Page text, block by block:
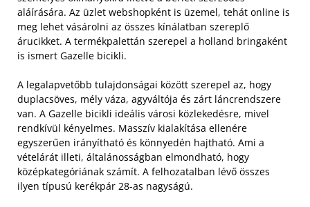
aláírására. Az üzlet webshopként is üzemel, tehát online is
meg lehet vásárolni az összes kínálatban szereplő
árucikket. A termékpalettán szerepel a holland bringaként
is ismert Gazelle bicikli.
A legalapvetőbb tulajdonságai között szerepel az, hogy
duplacsöves, mély váza, agyváltója és zárt láncrendszere
van. A Gazelle bicikli ideális városi közlekedésre, mivel
rendkívül kényelmes. Masszív kialakítása ellenére
egyszerűen irányítható és könnyedén hajtható. Ami a
vételárát illeti, általánosságban elmondható, hogy
középkategóriának számít. A felhozatalban lévő összes
ilyen típusú kerékpár 28-as nagyságú.